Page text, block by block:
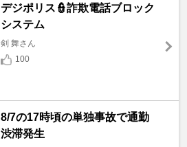
デジポリス👮詐欺電話ブロック
システム
剣 舞さん
100
8/7の17時頃の単独事故で通勤
渋滞発生